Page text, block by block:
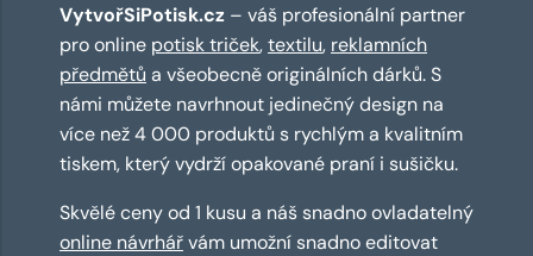
VytvořSiPotisk.cz – váš profesionální partner
pro online potisk triček,textilu, reklamních
předmětů a všeobecně originálních dárků. S
námi můžete navrhnout jedinečný design na
více než 4 000 produktů s rychlým a kvalitním
tiskem, který vydrží opakované praní i sušičku.
Skvělé ceny od 1 kusu a náš snadno ovladatelný
online návrhářvám umožní snadno editovat